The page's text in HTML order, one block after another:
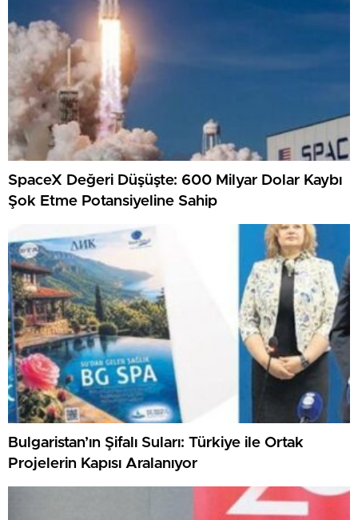
SpaceX Değeri Düşüşte: 600 Milyar Dolar Kaybı
Şok Etme Potansiyeline Sahip
Bulgaristan’ın Şifalı Suları: Türkiye ile Ortak
Projelerin Kapısı Aralanıyor